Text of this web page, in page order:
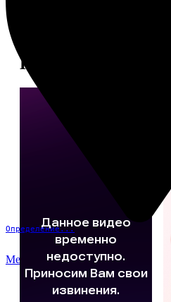
Определение...
Меню
Примеры работ